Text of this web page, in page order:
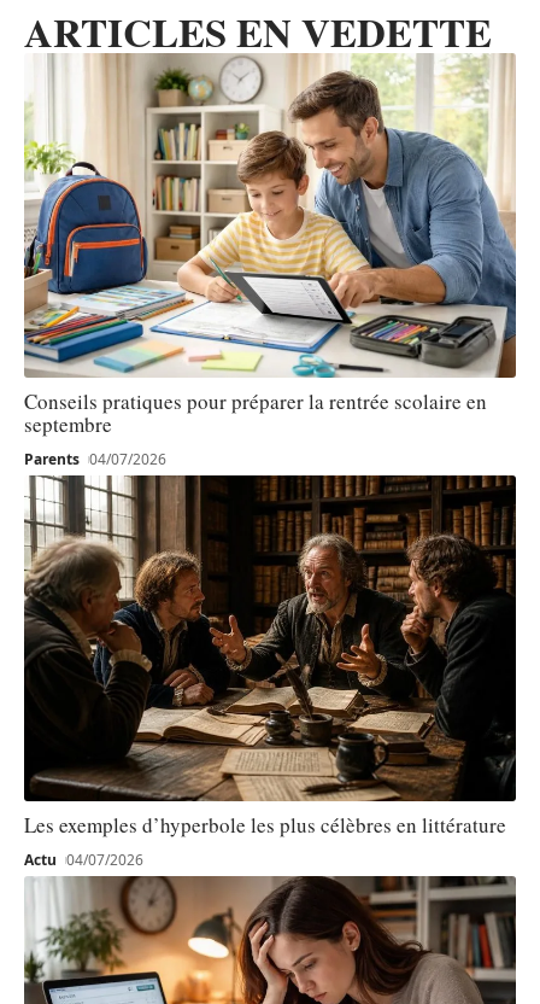
ARTICLES EN VEDETTE
Conseils pratiques pour préparer la rentrée scolaire en
septembre
Parents 04/07/2026
Les exemples d’hyperbole les plus célèbres en littérature
Actu 04/07/2026